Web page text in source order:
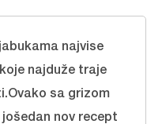
najvise
najduže traje
sa grizom
nov recept